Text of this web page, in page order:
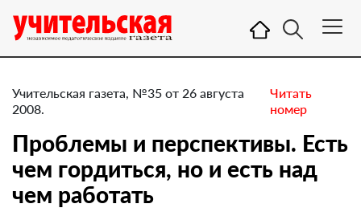
Учительская газета, №35 от 26 августа
2008.
Читать
номер
Проблемы и перспективы. Есть
чем гордиться, но и есть над
чем работать